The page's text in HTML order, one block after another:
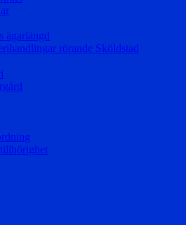
ägarlängd
rörande Sköldstad